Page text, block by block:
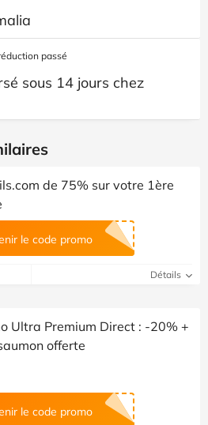
passé
sous 14 jours chez
de 75% sur votre 1ère
le code promo
Détails
Ultra Premium Direct : -20% +
offerte
le code promo